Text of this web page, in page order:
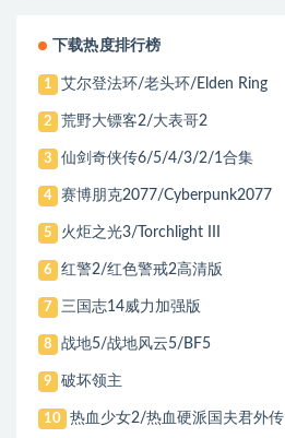
下载热度排行榜
1 艾尔登法环/老头环/Elden Ring
2 荒野大镖客2/大表哥2
3 仙剑奇侠传6/5/4/3/2/1合集
4 赛博朋克2077/Cyberpunk2077
5 火炬之光3/Torchlight III
6 红警2/红色警戒2高清版
7 三国志14威力加强版
8 战地5/战地风云5/BF5
9 破坏领主
10 热血少女2/热血硬派国夫君外传